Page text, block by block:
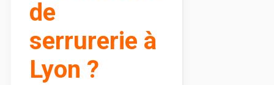
de
serrurerie à
Lyon ?